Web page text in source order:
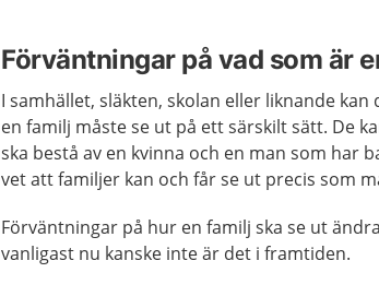
Förväntningar på vad som är
I samhället, släkten, skolan eller liknande
en familj måste se ut på ett särskilt sätt. De
ska bestå av en kvinna och en man som har
vet att familjer kan och får se ut precis som
Förväntningar på hur en familj ska se ut
vanligast nu kanske inte är det i framtiden.